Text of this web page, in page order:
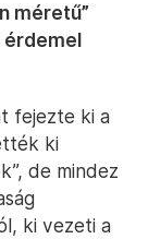
méretű”
fejezte ki a
ki
de mindez
ki vezeti a